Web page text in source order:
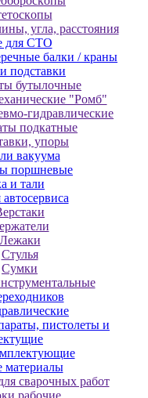
углa, paccтoяния
для CТО
балки / краны
подставки
бутылочные
"Ромб"
гидравлические
подкатные
упоры
вакуума
поршневые
и тали
Лежаки
Стулья
Сумки
пистолеты и
материалы
сварочных работ
рабочие